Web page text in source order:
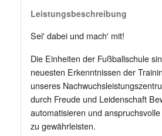
Leistungsbeschreibung
Sei' dabei und mach' mit!
Die Einheiten der Fußballschule
neuesten Erkenntnissen der
unseres
durch Freude und Leidenschaft
automatisieren und
zu gewährleisten.